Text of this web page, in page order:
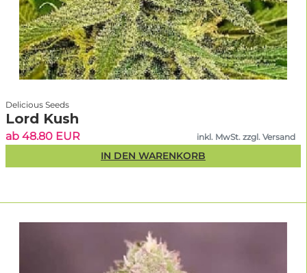
Delicious Seeds
Lord Kush
ab 48.80 EUR inkl. MwSt. zzgl. Versand
IN DEN WARENKORB